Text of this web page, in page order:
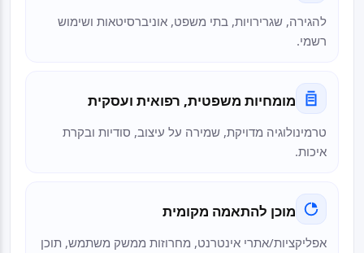
להגירה, שגרירויות, בתי משפט, אוניברסיטאות ושימוש
רשמי.
מומחיות משפטית, רפואית ועסקית
טרמינולוגיה מדויקת, שמירה על עיצוב, סודיות ובקרת
איכות.
מוכן להתאמה מקומית
אפליקציות/אתרי אינטרנט, מחרוזות ממשק משתמש, תוכן